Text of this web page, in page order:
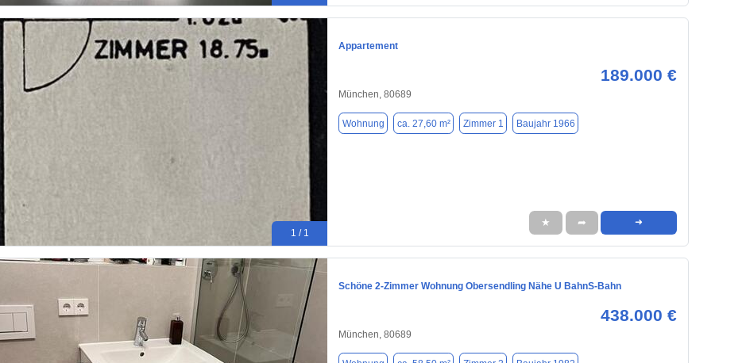
1 / 1
Appartement
189.000 €
München, 80689
Wohnung ca. 27,60 m² Zimmer 1 Baujahr 1966
★ ➦ ➜
Schöne 2-Zimmer Wohnung Obersendling Nähe U BahnS-Bahn
438.000 €
München, 80689